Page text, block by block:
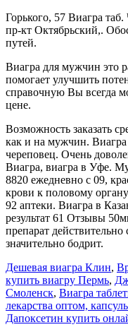
Горького, 57 Виагра
пр-кт Октябрьский,.
путей.
Виагра для мужчин это
помогает улучшить
справочную Вы всегда
цене.
Возможность заказать
как и на мужчин. Виагра
череповец. Очень
Виагра, виагра в Уфе.
8820 ежедневно с 09,
крови к половому
92 аптеки. Виагра в
результат 61 Отзывы
препарат
значительно бодрит.
Дешевая виагра Клин,
купить виагру Пермь,
Смоленск, Виагра
лекарства оптом,
Дапоксетин купить